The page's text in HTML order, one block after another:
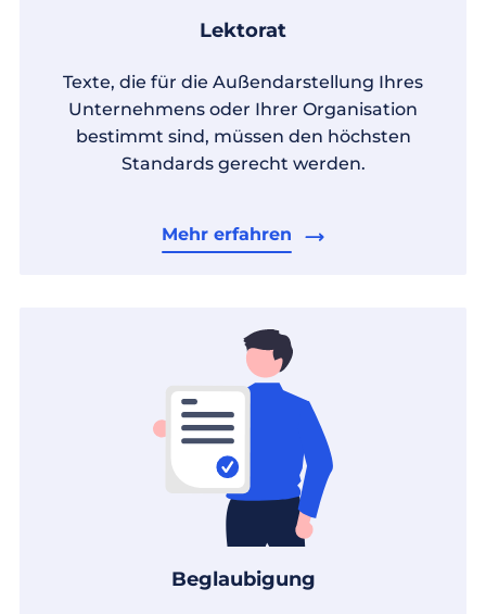
Lektorat
Texte, die für die Außendarstellung Ihres
Unternehmens oder Ihrer Organisation
bestimmt sind, müssen den höchsten
Standards gerecht werden.
Mehr erfahren
Beglaubigung